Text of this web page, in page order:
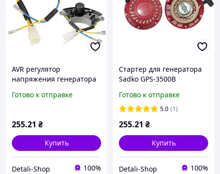
AVR регулятор
напряжения генератора
алюминий
Готово к отправке
255.21 ₴
Купить
Detali-Shop 100%
Стартер для генератора
Sadko GPS-3500B
Готово к отправке
5.0 (1)
255.21 ₴
Купить
Detali-Shop 100%